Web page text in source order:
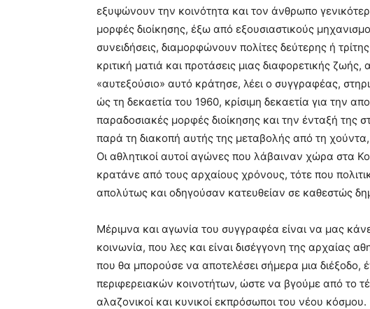
εξυψώνουν την κοινότητα και τον άνθρωπο
μορφές διοίκησης, έξω από εξουσιαστικούς
συνειδήσεις, διαμορφώνουν πολίτες δεύτερης ή
κριτική ματιά και προτάσεις μιας διαφορετικής
«αυτεξούσιο» αυτό κράτησε, λέει ο συγγραφέας,
ώς τη δεκαετία του 1960, κρίσιμη δεκαετία για την
παραδοσιακές μορφές διοίκησης και την ένταξή της
παρά τη διακοπή αυτής της μεταβολής από τη
Οι αθλητικοί αυτοί αγώνες που λάβαιναν χώρα στα
κρατάνε από τους αρχαίους χρόνους, τότε που
απολύτως και οδηγούσαν κατευθείαν σε καθεστώς
Μέριμνα και αγωνία του συγγραφέα είναι να μας
κοινωνία, που λες και είναι δισέγγονη της αρχαίας
που θα μπορούσε να αποτελέσει σήμερα μια
περιφερειακών κοινοτήτων, ώστε να βγούμε από το
αλαζονικοί και κυνικοί εκπρόσωποι του νέου κόσμου.